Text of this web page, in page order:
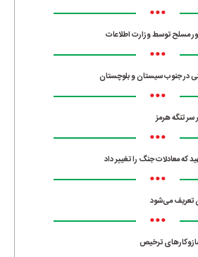
•••
•••
در جنوب سیستان و بلوچستان
•••
تنگه هرمز
•••
که معادلات جنگ را تغییر داد
•••
تعریف می‌شود
•••
ترخیص